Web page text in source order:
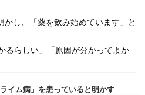
かし、「薬を飲み始めています」と
るらしい」「原因が分かってよか
イム病」を患っていると明かす